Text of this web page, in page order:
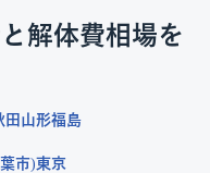
解体費相場を
田 山形福島
市 東京